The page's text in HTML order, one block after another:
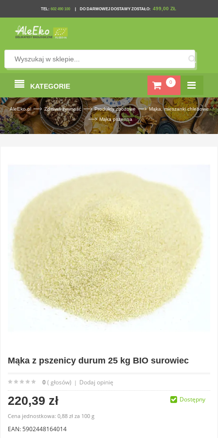
TEL: 602 490 100 DO DARMOWEJ DOSTAWY ZOSTAŁO: 499,00 ZŁ
0
KATEGORIE
AleEko.pl —› Zdrowa żywność —› Produkty zbożowe —› Mąka, mieszanki chlebowe
—› Mąka pszenna
Mąka z pszenicy durum 25 kg BIO surowiec
0( głosów) | Dodaj opinię
220,39 zł
Cena jednostkowa: 0,88 zł za 100 g
EAN: 5902448164014
Dostępny